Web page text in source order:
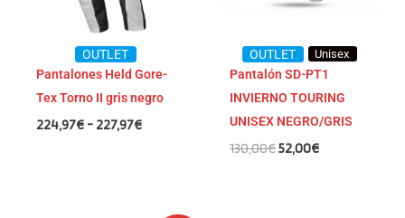
OUTLET
Pantalones Held Gore-
Tex Torno II gris negro
224,97€ - 227,97€
OUTLET Unisex
Pantalón SD-PT1
INVIERNO TOURING
UNISEX NEGRO/GRIS
130,00€52,00€